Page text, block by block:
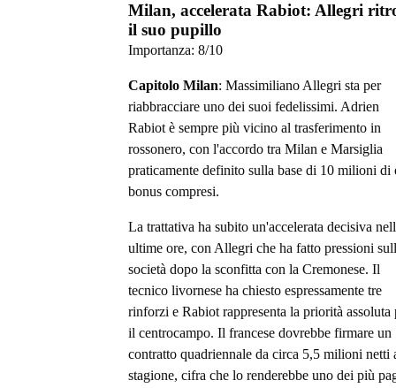
Milan, accelerata Rabiot: Allegri
il suo pupillo
Importanza: 8/10
Capitolo Milan: Massimiliano Allegri sta per
riabbracciare uno dei suoi fedelissimi. Adrien
Rabiot è sempre più vicino al trasferimento in
rossonero, con l'accordo tra Milan e Marsiglia
praticamente definito sulla base di 10 milioni di
bonus compresi.
La trattativa ha subito un'accelerata decisiva
ultime ore, con Allegri che ha fatto pressioni
società dopo la sconfitta con la Cremonese. Il
tecnico livornese ha chiesto espressamente tre
rinforzi e Rabiot rappresenta la priorità assoluta
il centrocampo. Il francese dovrebbe firmare un
contratto quadriennale da circa 5,5 milioni netti
stagione, cifra che lo renderebbe uno dei più